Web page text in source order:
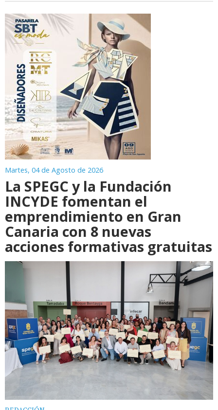
Martes, 04 de Agosto de 2026
La SPEGC y la Fundación
INCYDE fomentan el
emprendimiento en Gran
Canaria con 8 nuevas
acciones formativas gratuitas